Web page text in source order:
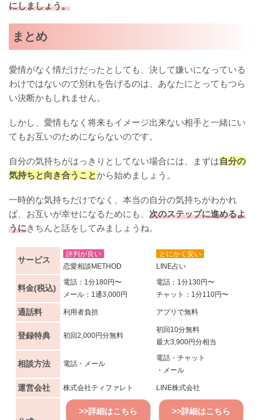
にしましょう。
まとめ
愛情がなく情だけだったとしても、決して嫌いになっている
わけではないので別れを告げるのは、あなたにとってもつら
い決断かもしれません。
しかし、愛情もなく将来もイメージ出来ない相手と一緒にい
てもお互いのためにならないのです。
自分の気持ちがはっきりとしてない場合には、まずは自分の
気持ちと向き合うことから始めましょう。
一時的な気持ちだけでなく、本当の自分の気持ちがわかれ
ば、お互いが幸せになるためにも、 次のステップに進めるよ
うにきちんと話をしてみましょうね。
サービス
評判が良い
恋愛相談METHOD
とにかく安い
LINE占い
料金(税込)
電話：1分180円〜
メール：1通3,000円
電話：1分130円〜
チャット：1分110円〜
通話料 利用者負担 アプリで無料
登録特典 初回2,000円分無料
初回10分無料
最大3,900円分相当
相談方法 電話・メール
電話・チャット
・メール
運営会社 株式会社ティファレト LINE株式会社
>>詳細はこちら >>詳細はこちら